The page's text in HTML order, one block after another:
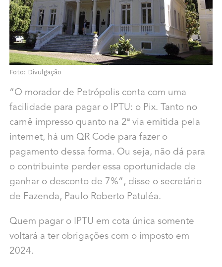
Foto: Divulgação
“O morador de Petrópolis conta com uma
facilidade para pagar o IPTU: o Pix. Tanto no
carnê impresso quanto na 2ª via emitida pela
internet, há um QR Code para fazer o
pagamento dessa forma. Ou seja, não dá para
o contribuinte perder essa oportunidade de
ganhar o desconto de 7%”, disse o secretário
de Fazenda, Paulo Roberto Patuléa.
Quem pagar o IPTU em cota única somente
voltará a ter obrigações com o imposto em
2024.